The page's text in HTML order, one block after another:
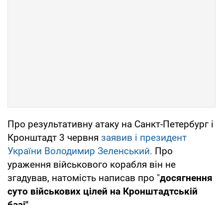
Про результативну атаку на Санкт-Петербург і
Кронштадт 3 червня заявив і президент
України Володимир Зеленський. Про
ураження військового корабля він не
згадував, натомість написав про "досягнення
суто військових цілей на Кронштадтській